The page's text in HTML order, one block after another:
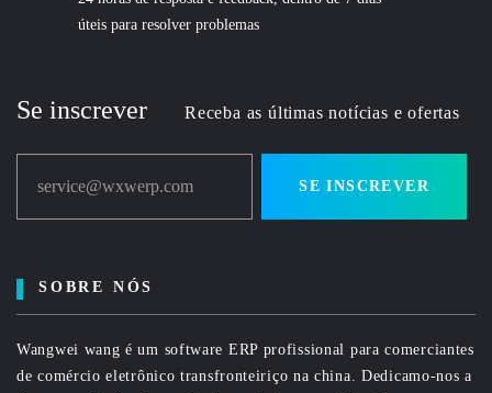
úteis para resolver problemas
Se inscrever Receba as últimas notícias e ofertas
service@wxwerp.com SE INSCREVER
SOBRE NÓS
Wangwei wang é um software ERP profissional para comerciantes
de comércio eletrônico transfronteiriço na china. Dedicamo-nos a